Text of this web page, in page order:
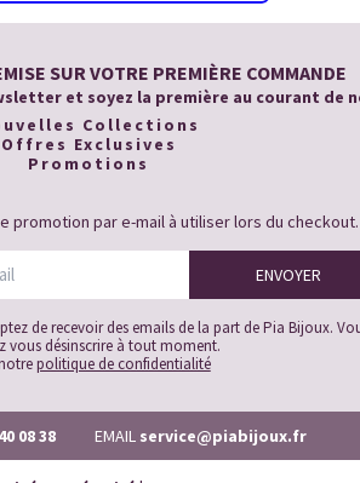
SUR VOTRE PREMIÈRE COMMANDE
et soyez la première au courant de
Collections
Offres Exclusives
Promotions
promotion par e-mail à utiliser lors du checkout.
de recevoir des emails de la part de Pia Bijoux.
vous désinscrire à tout moment.
politique de confidentialité
08 38 EMAIL service@piabijoux.fr